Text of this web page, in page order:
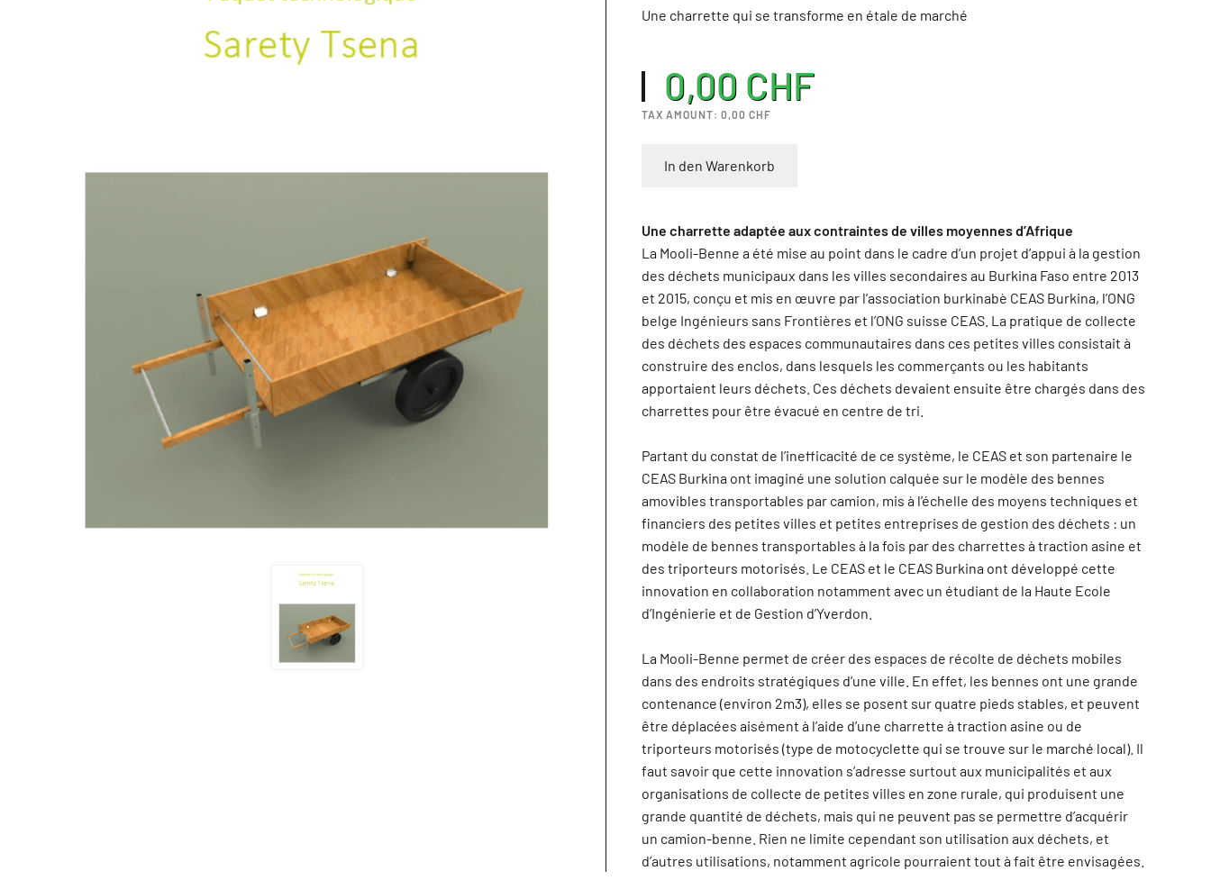
Une charrette qui se transforme en étale de marché
0,00 CHF
TAX AMOUNT: 0,00 CHF
In den Warenkorb
Une charrette adaptée aux contraintes de villes moyennes d’Afrique
La Mooli-Benne a été mise au point dans le cadre d’un projet d’appui à la gestion
des déchets municipaux dans les villes secondaires au Burkina Faso entre 2013
et 2015, conçu et mis en œuvre par l’association burkinabè CEAS Burkina, l’ONG
belge Ingénieurs sans Frontières et l’ONG suisse CEAS. La pratique de collecte
des déchets des espaces communautaires dans ces petites villes consistait à
construire des enclos, dans lesquels les commerçants ou les habitants
apportaient leurs déchets. Ces déchets devaient ensuite être chargés dans des
charrettes pour être évacué en centre de tri.
Partant du constat de l’inefficacité de ce système, le CEAS et son partenaire le
CEAS Burkina ont imaginé une solution calquée sur le modèle des bennes
amovibles transportables par camion, mis à l’échelle des moyens techniques et
financiers des petites villes et petites entreprises de gestion des déchets : un
modèle de bennes transportables à la fois par des charrettes à traction asine et
des triporteurs motorisés. Le CEAS et le CEAS Burkina ont développé cette
innovation en collaboration notamment avec un étudiant de la Haute Ecole
d’Ingénierie et de Gestion d’Yverdon.
La Mooli-Benne permet de créer des espaces de récolte de déchets mobiles
dans des endroits stratégiques d’une ville. En effet, les bennes ont une grande
contenance (environ 2m3), elles se posent sur quatre pieds stables, et peuvent
être déplacées aisément à l’aide d’une charrette à traction asine ou de
triporteurs motorisés (type de motocyclette qui se trouve sur le marché local). Il
faut savoir que cette innovation s’adresse surtout aux municipalités et aux
organisations de collecte de petites villes en zone rurale, qui produisent une
grande quantité de déchets, mais qui ne peuvent pas se permettre d’acquérir
un camion-benne. Rien ne limite cependant son utilisation aux déchets, et
d’autres utilisations, notamment agricole pourraient tout à fait être envisagées.